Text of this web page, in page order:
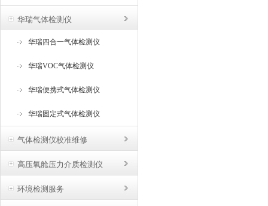
华瑞气体检测仪
华瑞四合一气体检测仪
华瑞VOC气体检测仪
华瑞便携式气体检测仪
华瑞固定式气体检测仪
气体检测仪校准维修
高压氧舱压力介质检测仪
环境检测服务